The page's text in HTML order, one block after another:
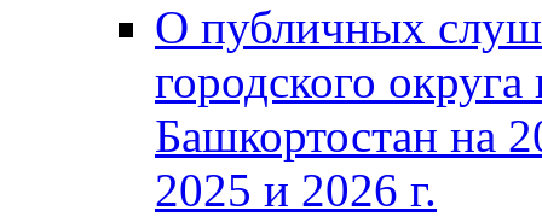
О публичных
городского
Башкортостан на
2025 и 2026 г.